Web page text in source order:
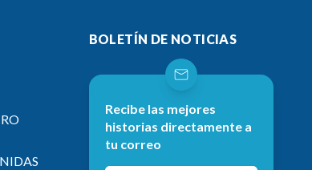
BOLETÍN DE NOTICIAS
Recibe las mejores
historias directamente a
tu correo